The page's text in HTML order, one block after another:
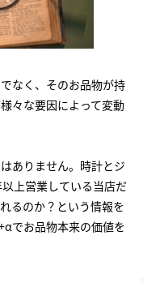
なく、そのお品物が持
々な要因によって変動
ありません。時計とジ
上営業している当店だ
るのか？という情報を
でお品物本来の価値を